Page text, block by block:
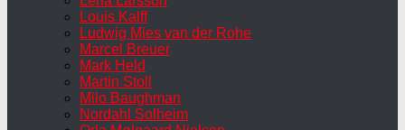
Louis Kalff
Ludwig Mies van der Rohe
Marcel Breuer
Mark Held
Martin Stoll
Milo Baughman
Nordahl Solheim